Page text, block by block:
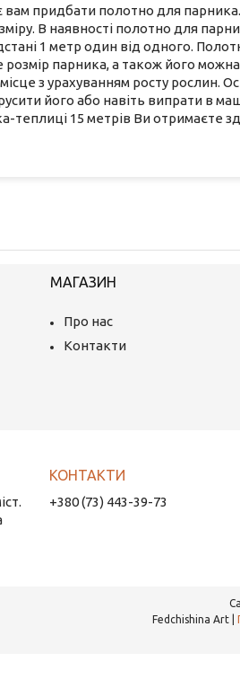
вам придбати полотно для
В наявності полотно для
1 метр один від одного.
парника, а також його
з урахуванням росту рослин.
його або навіть випрати в
15 метрів Ви отримаєте
МАГАЗИН
Про нас
Контакти
+380 (73) 443-39-73